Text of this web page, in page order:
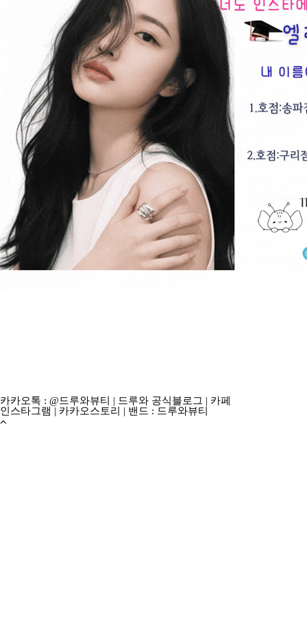
카카오톡 : @드루와뷰티 | 드루와 공식블로그 | 카페
인스타그램 | 카카오스토리 | 밴드 : 드루와뷰티